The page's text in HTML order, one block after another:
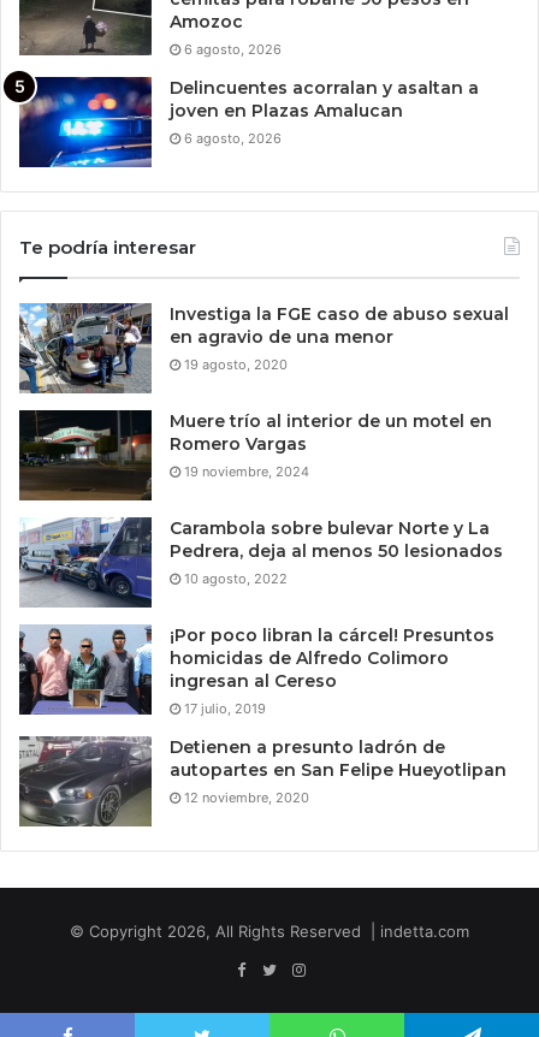
Amozoc
6 agosto, 2026
Delincuentes acorralan y asaltan a
joven en Plazas Amalucan
6 agosto, 2026
Te podría interesar
Investiga la FGE caso de abuso sexual
en agravio de una menor
19 agosto, 2020
Muere trío al interior de un motel en
Romero Vargas
19 noviembre, 2024
Carambola sobre bulevar Norte y La
Pedrera, deja al menos 50 lesionados
10 agosto, 2022
¡Por poco libran la cárcel! Presuntos
homicidas de Alfredo Colimoro
ingresan al Cereso
17 julio, 2019
Detienen a presunto ladrón de
autopartes en San Felipe Hueyotlipan
12 noviembre, 2020
© Copyright 2026, All Rights Reserved | indetta.com